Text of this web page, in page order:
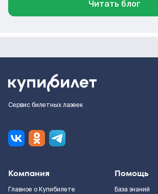
Читать блог
Сервис билетных лазеек
Компания
Главное о Купибилете
Помощь
База знаний